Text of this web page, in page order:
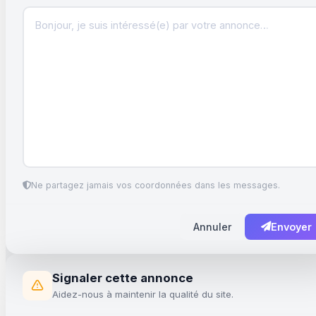
Ne partagez jamais vos coordonnées dans les messages.
Annuler Envoyer
Signaler cette annonce
Aidez-nous à maintenir la qualité du site.